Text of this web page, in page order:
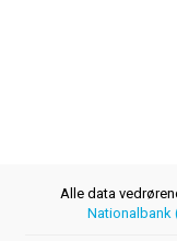
Alle data
Nationalbank